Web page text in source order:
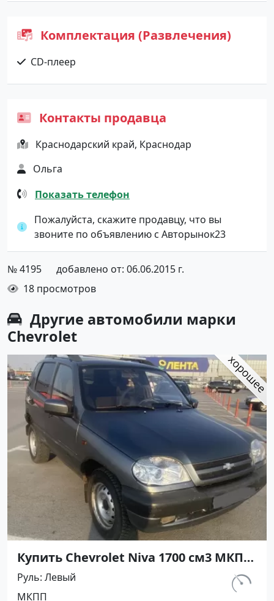
Комплектация (Развлечения)
CD-плеер
Контакты продавца
Краснодарский край, Краснодар
Ольга
Показать телефон
Пожалуйста, скажите продавцу, что вы
звоните по объявлению с Авторынок23
№ 4195
добавлено от: 06.06.2015 г.
18 просмотров
Другие автомобили марки
Chevrolet
Купить Chevrolet Niva 1700 см3 МКПП
(80 л.с.) Бензин инжектор в
Гостагаевская: цвет Серый
км.
Руль Левый
МКПП